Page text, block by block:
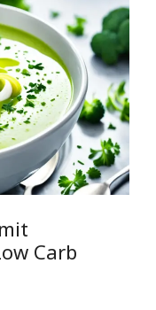
Carb